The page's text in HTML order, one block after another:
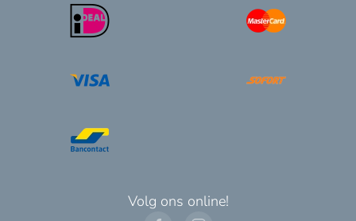
Volg ons online!